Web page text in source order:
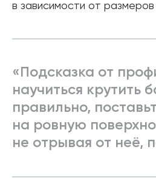
в зависимости от размеров
«Подсказка от
научиться крутить
правильно,
на ровную
не отрывая от неё,